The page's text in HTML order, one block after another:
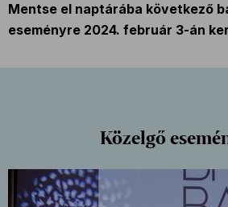
Mentse el naptárába következő
eseményre 2024. február 3-án
Közelgő